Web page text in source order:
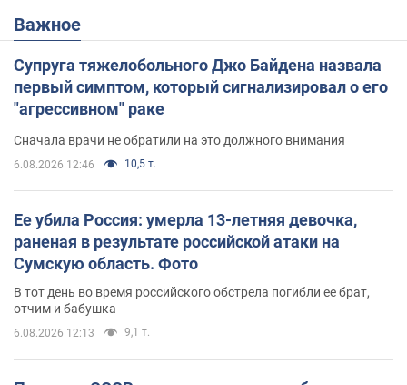
Важное
Супруга тяжелобольного Джо Байдена назвала
первый симптом, который сигнализировал о его
"агрессивном" раке
Сначала врачи не обратили на это должного внимания
6.08.2026 12:46 10,5 т.
Ее убила Россия: умерла 13-летняя девочка,
раненая в результате российской атаки на
Сумскую область. Фото
В тот день во время российского обстрела погибли ее брат,
отчим и бабушка
6.08.2026 12:13 9,1 т.